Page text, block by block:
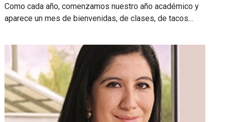
Como cada año, comenzamos nuestro año académico y
aparece un mes de bienvenidas, de clases, de tacos…